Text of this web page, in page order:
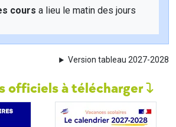
cours a lieu le matin des jours
Version tableau 2027-2028
officiels à télécharger